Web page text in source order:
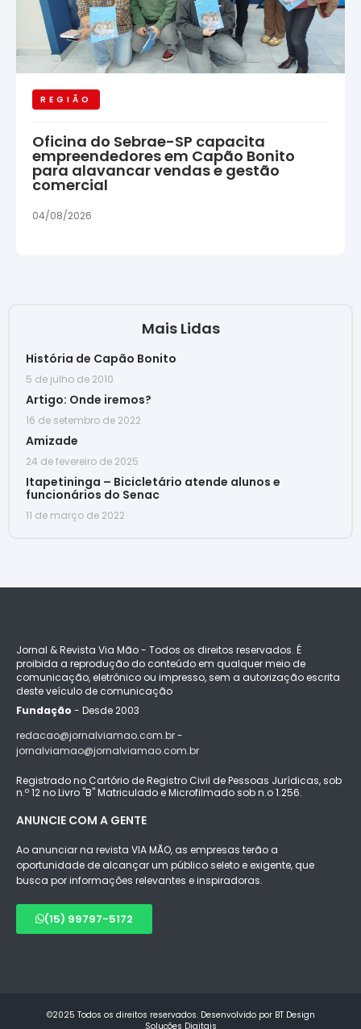
REGIÃO
Oficina do Sebrae-SP capacita
empreendedores em Capão Bonito
para alavancar vendas e gestão
comercial
04/08/2026
Mais Lidas
História de Capão Bonito
5 de julho de 2010
Artigo: Onde iremos?
16 de setembro de 2022
Amizade
24 de fevereiro de 2025
Itapetininga – Bicicletário atende alunos e
funcionários do Senac
11 de março de 2022
Jornal & Revista Via Mão - Todos os direitos reservados. É
proibida a reprodução do conteúdo em qualquer meio de
comunicação, eletrônico ou impresso, sem a autorização escrita
deste veículo de comunicação
Fundação - Desde 2003
redacao@jornalviamao.com.br -
jornalviamao@jornalviamao.com.br
Registrado no Cartório de Registro Civil de Pessoas Jurídicas, sob
n.º 12 no Livro "B" Matriculado e Microfilmado sob n.o 1.256.
ANUNCIE COM A GENTE
Ao anunciar na revista VIA MÃO, as empresas terão a
oportunidade de alcançar um público seleto e exigente, que
busca por informações relevantes e inspiradoras.
(15) 99797-5172
©2025 Todos os direitos reservados. Desenvolvido por BT Design
Soluções Digitais